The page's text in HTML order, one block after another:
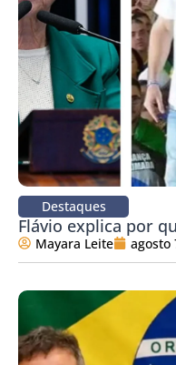
Destaques
Flávio explica por
Mayara Leite agosto